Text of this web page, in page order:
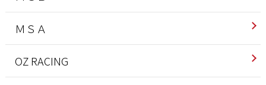
ＭＳＡ
OZ RACING